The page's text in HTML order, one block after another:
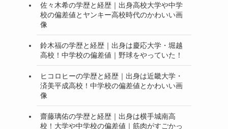
佐々木希の学歴と経歴｜出身高校大学や中学
校の偏差値とヤンキー高校時代のかわいい画
像
鈴木福の学歴と経歴｜出身は慶応大学・堀越
高校！中学校の偏差値｜野球をやっていた！
ヒコロヒーの学歴と経歴｜出身は近畿大学・
済美平成高校！中学校の偏差値とかわいい画
像
齋藤璃佑の学歴と経歴｜出身は横手城南高
校！大学や中学校の偏差値｜筋肉がすごかっ